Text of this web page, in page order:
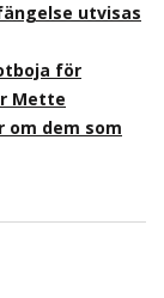
utvisas
för
Mette
om dem som